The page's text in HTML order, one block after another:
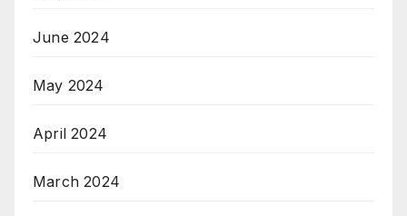
June 2024
May 2024
April 2024
March 2024